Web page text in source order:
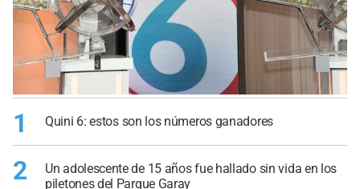
1 Quini 6: estos son los números ganadores
2
Un adolescente de 15 años fue hallado sin vida en los
piletones del Parque Garay